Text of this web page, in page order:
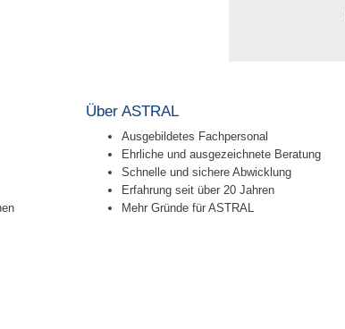
Über ASTRAL
Ausgebildetes Fachpersonal
Ehrliche und ausgezeichnete Beratung
Schnelle und sichere Abwicklung
Erfahrung seit über 20 Jahren
Mehr Gründe für ASTRAL